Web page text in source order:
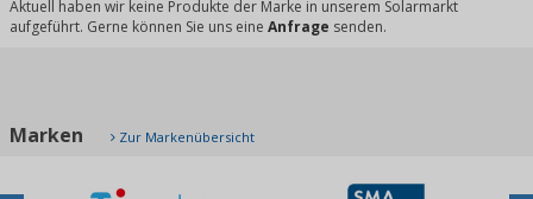
Aktuell haben wir keine Produkte der Marke in unserem Solarmarkt
aufgeführt. Gerne können Sie uns eine Anfrage senden.
Marken Zur Markenübersicht